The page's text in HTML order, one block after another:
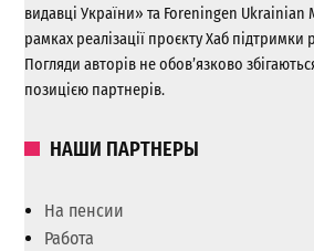
видавці України» та Foreningen Ukrainian
рамках реалізації проєкту Хаб підтримки
Погляди авторів не обов’язково
позицією партнерів.
НАШИ ПАРТНЕРЫ
На пенсии
Работа